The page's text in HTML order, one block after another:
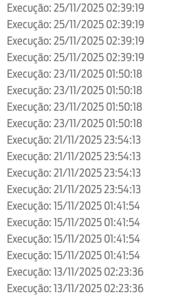
Execução: 25/11/2025 02:39:19
Execução: 25/11/2025 02:39:19
Execução: 25/11/2025 02:39:19
Execução: 25/11/2025 02:39:19
Execução: 23/11/2025 01:50:18
Execução: 23/11/2025 01:50:18
Execução: 23/11/2025 01:50:18
Execução: 23/11/2025 01:50:18
Execução: 21/11/2025 23:54:13
Execução: 21/11/2025 23:54:13
Execução: 21/11/2025 23:54:13
Execução: 21/11/2025 23:54:13
Execução: 15/11/2025 01:41:54
Execução: 15/11/2025 01:41:54
Execução: 15/11/2025 01:41:54
Execução: 15/11/2025 01:41:54
Execução: 13/11/2025 02:23:36
Execução: 13/11/2025 02:23:36